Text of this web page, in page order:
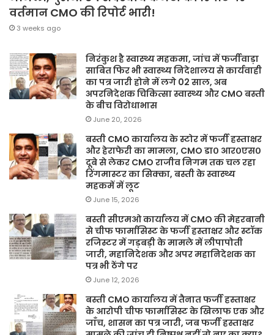
वर्तमान CMO की रिपोर्ट भारी!
3 weeks ago
निरंकुश है स्वास्थ्य महकमा, जांच में फर्जीवाड़ा
साबित फिर भी स्वास्थ्य निदेशालय से कार्यवाही
का पत्र जारी होने में लगे 02 साल, अब
अपरनिदेशक चिकित्सा स्वास्थ्य और CMO बस्ती
के बीच विरोधाभास
June 20, 2026
बस्ती CMO कार्यालय के स्टोर में फर्जी हस्ताक्षर
और हेराफेरी का मामला, CMO डा० आर०एस०
दूबे से लेकर CMO राजीव निगम तक चल रहा
रिंगमास्टर का सिक्का, बस्ती के स्वास्थ्य
महकमें में लूट
June 15, 2026
बस्ती सीएमओ कार्यालय में CMO की मेहरबानी
से चीफ फार्मासिस्ट के फर्जी हस्ताक्षर और स्टॉक
रजिस्टर में गड़बड़ी के मामले में लीपापोती
जारी, महानिदेशक और अपर महानिदेशक का
पत्र भी ठेंगे पर
June 12, 2026
बस्ती CMO कार्यालय में तैनात फर्जी हस्ताक्षर
के आरोपी चीफ फार्मासिस्ट के खिलाफ एक और
जाँच, शासन का पत्र जारी, जब फर्जी हस्ताक्षर